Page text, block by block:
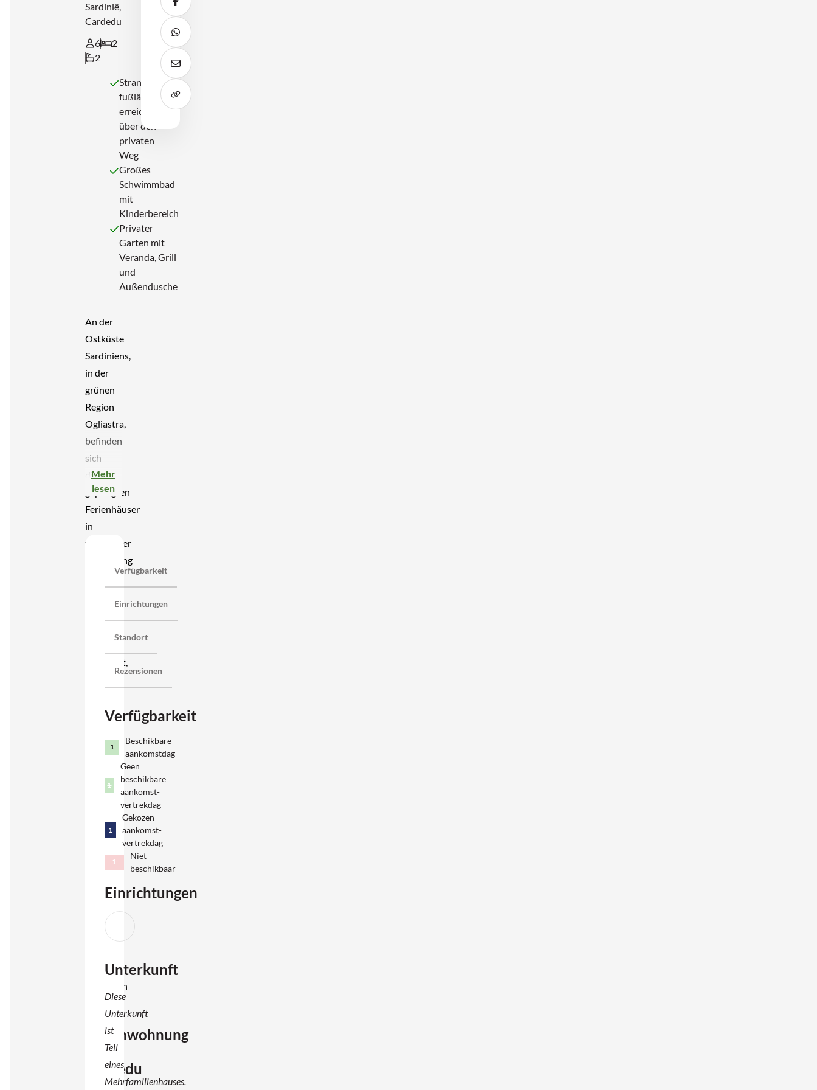
Sardinië,
Cardedu
6
2
2
Strand
fußläufig
erreichbar
über den
privaten
Weg
Großes
Schwimmbad
mit
Kinderbereich
Privater
Garten mit
Veranda, Grill
und
Außendusche
An der
Ostküste
Sardiniens,
in der
grünen
Region
Ogliastra,
befinden
sich
diese
gepflegten
Ferienhäuser
in
fußläufiger
Entfernung
Die Lage
geschützt,
ringsum
fast vor
Ort für
Komfort
Natur
Strand
verbinden
möchten.
Ferienwohnung
Cardedu
mit
Mehr
lesen
Verfügbarkeit
Einrichtungen
Standort
Rezensionen
Verfügbarkeit
1
Beschikbare
aankomstdag
1
Geen
beschikbare
aankomst-
vertrekdag
1
Gekozen
aankomst-
vertrekdag
1
Niet
beschikbaar
Einrichtungen
Unterkunft
Diese
Unterkunft
ist
Teil
eines
Mehrfamilienhauses.
Teile diesen Beitrag auf Facebook
Teile diesen Beitrag auf WhatsApp
Diesen Beitrag per E-Mail teilen